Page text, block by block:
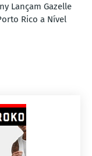
Lançam Gazelle
Rico a Nível